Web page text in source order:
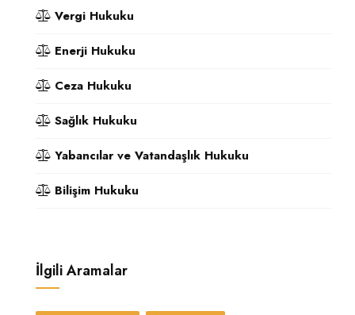
Vergi Hukuku
Enerji Hukuku
Ceza Hukuku
Sağlık Hukuku
Yabancılar ve Vatandaşlık Hukuku
Bilişim Hukuku
İlgili Aramalar